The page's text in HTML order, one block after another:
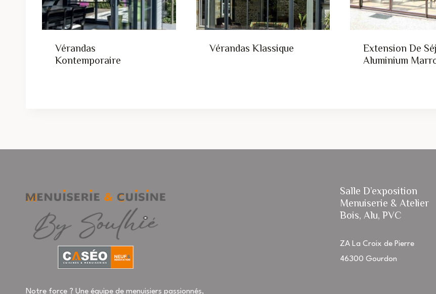
Vérandas
Kontemporaire
Vérandas Klassique
Extension De
Aluminium
Notre force ? Une équipe de menuisiers passionnés,
Salle D’exposition
Menuiserie & Atelier
Bois, Alu, PVC
ZA La Croix de Pierre
46300 Gourdon